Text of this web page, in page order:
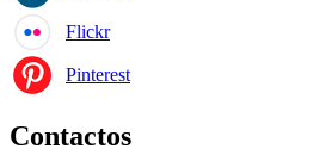
Flickr
Pinterest
Contactos